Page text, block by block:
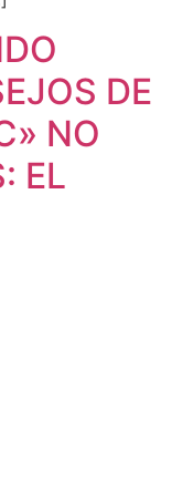
DE
NO
EL